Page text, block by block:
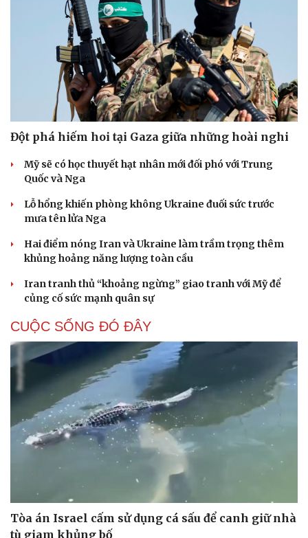
Đột phá hiếm hoi tại Gaza giữa những hoài nghi
Mỹ sẽ có học thuyết hạt nhân mới đối phó với Trung
Quốc và Nga
Lỗ hổng khiến phòng không Ukraine đuối sức trước
mưa tên lửa Nga
Hai điểm nóng Iran và Ukraine làm trầm trọng thêm
khủng hoảng năng lượng toàn cầu
Iran tranh thủ “khoảng ngừng” giao tranh với Mỹ để
củng cố sức mạnh quân sự
CUỘC SỐNG ĐÓ ĐÂY
Tòa án Israel cấm sử dụng cá sấu để canh giữ nhà
tù giam khủng bố